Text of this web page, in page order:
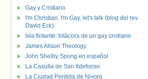
Gay y Cristiano
I'm Christian, I'm Gay, let's talk (blog del rev.
David Eck)
Isla flotante: bitácora de un gay cristiano
James Alison Theology
John Shelby Spong en español
La Casulla de San Ildefonso
La Ciudad Perdida de Nivorg